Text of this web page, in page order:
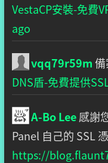
VestaCP安裝-免費
ago
vqq79r59m備
DNS盾-免費提供
A-Bo Lee 感謝
Panel 自己的 SSL
https://